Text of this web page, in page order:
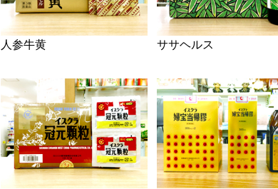
人参牛黄 ササヘルス